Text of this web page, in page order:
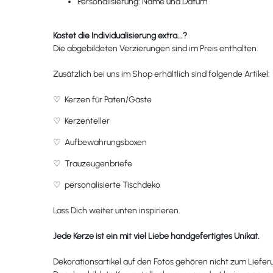
Kostet die Individualisierung extra...?
Die abgebildeten Verzierungen sind im Preis enthalten.
Zusätzlich bei uns im Shop erhältlich sind folgende Artikel:
♡ Kerzen für Paten/Gäste
♡ Kerzenteller
♡ Aufbewahrungsboxen
♡ Trauzeugenbriefe
♡ personalisierte Tischdeko
Lass Dich weiter unten inspirieren.
Jede Kerze ist ein mit viel Liebe handgefertigtes Unikat.
Dekorationsartikel auf den Fotos gehören nicht zum